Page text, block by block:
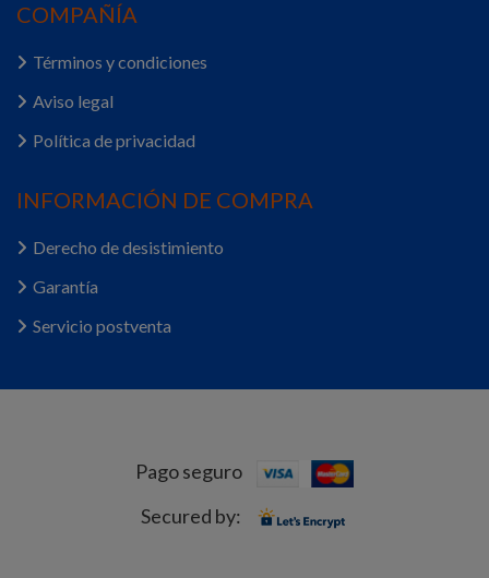
COMPAÑÍA
Términos y condiciones
Aviso legal
Política de privacidad
INFORMACIÓN DE COMPRA
Derecho de desistimiento
Garantía
Servicio postventa
Pago seguro
Secured by: